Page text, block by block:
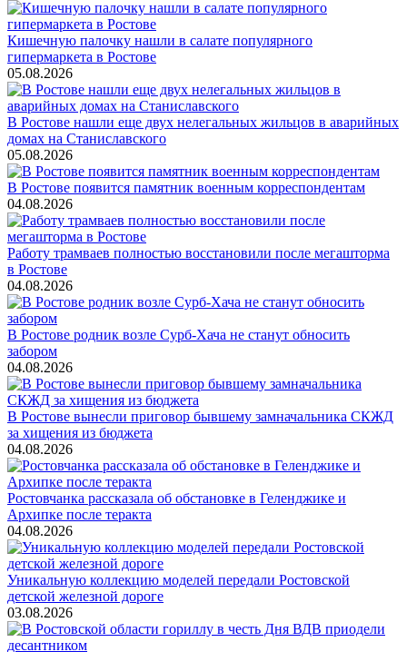
Кишечную палочку нашли в салате популярного
гипермаркета в Ростове
05.08.2026
В Ростове нашли еще двух нелегальных жильцов в аварийных
домах на Станиславского
05.08.2026
В Ростове появится памятник военным корреспондентам
04.08.2026
Работу трамваев полностью восстановили после мегашторма
в Ростове
04.08.2026
В Ростове родник возле Сурб-Хача не станут обносить
забором
04.08.2026
В Ростове вынесли приговор бывшему замначальника СКЖД
за хищения из бюджета
04.08.2026
Ростовчанка рассказала об обстановке в Геленджике и
Архипке после теракта
04.08.2026
Уникальную коллекцию моделей передали Ростовской
детской железной дороге
03.08.2026